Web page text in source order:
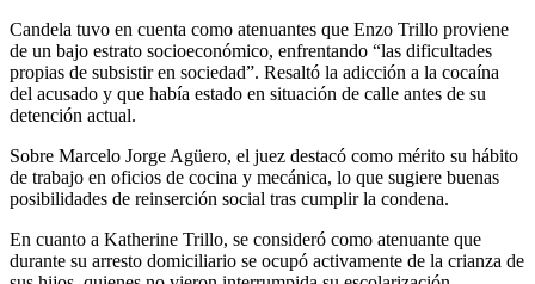
Candela tuvo en cuenta como atenuantes que Enzo Trillo proviene
de un bajo estrato socioeconómico, enfrentando “las dificultades
propias de subsistir en sociedad”. Resaltó la adicción a la cocaína
del acusado y que había estado en situación de calle antes de su
detención actual.
Sobre Marcelo Jorge Agüero, el juez destacó como mérito su hábito
de trabajo en oficios de cocina y mecánica, lo que sugiere buenas
posibilidades de reinserción social tras cumplir la condena.
En cuanto a Katherine Trillo, se consideró como atenuante que
durante su arresto domiciliario se ocupó activamente de la crianza de